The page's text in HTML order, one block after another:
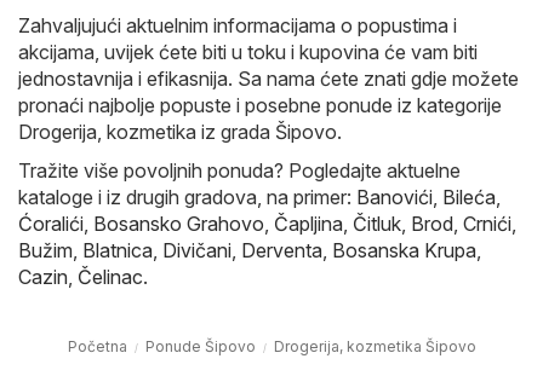
Zahvaljujući aktuelnim informacijama o popustima i
akcijama, uvijek ćete biti u toku i kupovina će vam biti
jednostavnija i efikasnija. Sa nama ćete znati gdje možete
pronaći najbolje popuste i posebne ponude iz kategorije
Drogerija, kozmetika iz grada Šipovo.
Tražite više povoljnih ponuda? Pogledajte aktuelne
kataloge i iz drugih gradova, na primer: Banovići Bileća
Ćoralići Bosansko Grahovo Čapljina Čitluk Brod Crnići
Bužim Blatnica Divičani Derventa Bosanska Krupa
Cazin Čelinac.
Početna Ponude Šipovo Drogerija, kozmetika Šipovo